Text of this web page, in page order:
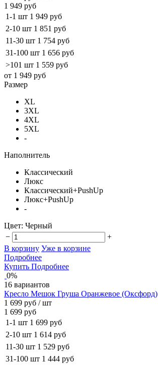
1 949 руб
1-1 шт 1 949 руб
2-10 шт 1 851 руб
11-30 шт 1 754 руб
31-100 шт 1 656 руб
>101 шт 1 559 руб
от 1 949 руб
Размер
XL
3XL
4XL
5XL
-
Наполнитель
Классический
Люкс
Классический+PushUp
Люкс+PushUp
-
Цвет: Черный
−
+
В корзину Уже в корзине
Подробнее
Купить Подробнее
0%
16 вариантов
Кресло Мешок Груша Оранжевое (Оксфорд)
1 699 руб / шт
1 699 руб
1-1 шт 1 699 руб
2-10 шт 1 614 руб
11-30 шт 1 529 руб
31-100 шт 1 444 руб